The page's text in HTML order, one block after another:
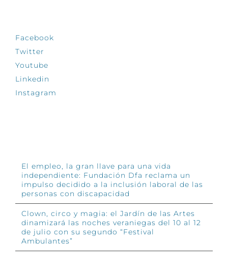
Facebook
Twitter
Youtube
Linkedin
Instagram
El empleo, la gran llave para una vida
independiente: Fundación Dfa reclama un
impulso decidido a la inclusión laboral de las
personas con discapacidad
Clown, circo y magia: el Jardín de las Artes
dinamizará las noches veraniegas del 10 al 12
de julio con su segundo “Festival
Ambulantes”